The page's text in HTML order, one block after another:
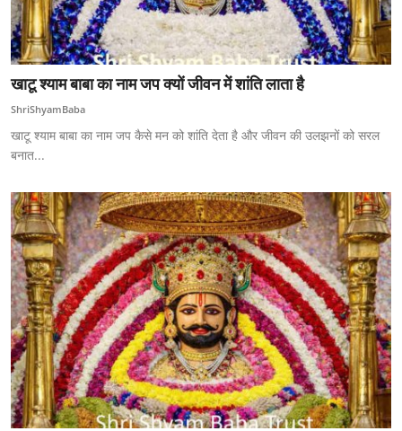
खाटू श्याम बाबा का नाम जप क्यों जीवन में शांति लाता है
ShriShyamBaba
खाटू श्याम बाबा का नाम जप कैसे मन को शांति देता है और जीवन की उलझनों को सरल
बनात...